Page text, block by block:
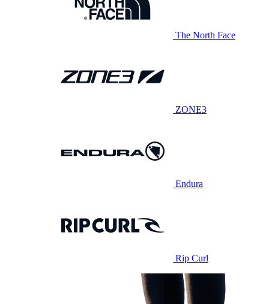
The North Face
ZONE3
Endura
Rip Curl